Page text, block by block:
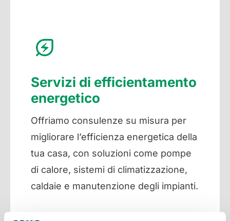
Servizi di efficientamento
energetico
Offriamo consulenze su misura per
migliorare l’efficienza energetica della
tua casa, con soluzioni come pompe
di calore, sistemi di climatizzazione,
caldaie e manutenzione degli impianti.